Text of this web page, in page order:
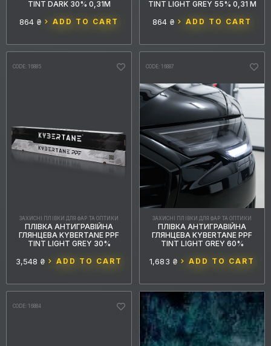
чорний 2 4
BRAND
Kybertane
MATERIAL
STRUCTURE
WIDTH, M
METHOD OF APPLICATION
TINT DARK 30% 0,31М
864 ₴ ADD TO CART
TINT LIGHT GREY 55% 0,31 М
864 ₴ ADD TO CART
CODE: 16885
ЗАХИСНІ ПЛІВКИ ДЛЯ ФАР ТА ОПТИКИ
ПЛІВКА АНТИГРАВІЙНА
ГЛЯНЦЕВА KYBERTANE PPF
TINT LIGHT GREY 30%
3,548 ₴ ADD TO CART
CODE: 16887
ЗАХИСНІ ПЛІВКИ ДЛЯ ФАР ТА ОПТИКИ
ПЛІВКА АНТИГРАВІЙНА
ГЛЯНЦЕВА KYBERTANE PPF
TINT LIGHT GREY 60%
1,683 ₴ ADD TO CART
CODE: 16884